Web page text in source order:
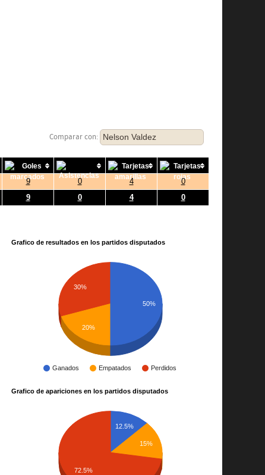
Comparar con: Nelson Valdez
9 0 4
0
9 0 4 0
Grafico de resultados en los partidos disputados
Ganados Empatados Perdidos
30%
20%
50%
Grafico de apariciones en los partidos disputados
12.5%
15%
72.5%